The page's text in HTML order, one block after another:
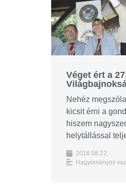
Véget ért a
Nehéz
kicsit érni a
hiszem
helytállással
2016.08.22.
Hagyományos